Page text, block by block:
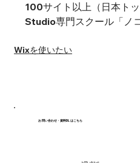
100サイト以上（日本ト
Studio専門スクール「ノ
Wixを使いたい
お問い合わせ・資料DLはこちら